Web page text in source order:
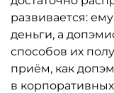
развивается:
деньги, а
способов их
приём, как
в